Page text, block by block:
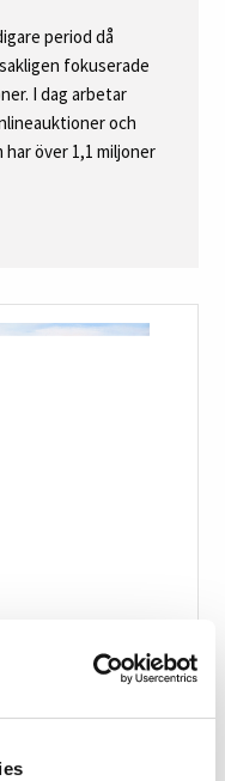
period då
fokuserade
I dag arbetar
och
över 1,1 miljoner